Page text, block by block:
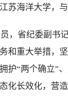
苏海洋大学，
，省纪委副书
和重大举措，
护“两个确立”
化长效化，营